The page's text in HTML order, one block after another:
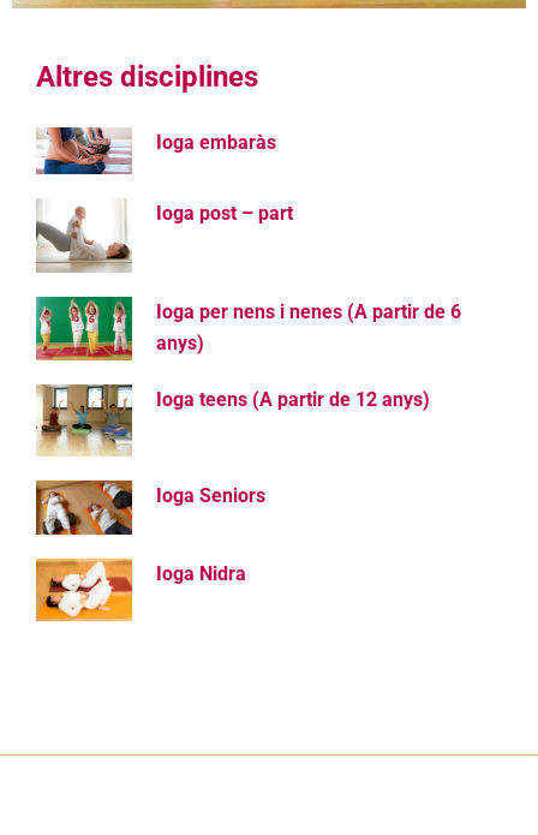
Altres disciplines
Ioga embaràs
Ioga post – part
Ioga per nens i nenes (A partir de 6
anys)
Ioga teens (A partir de 12 anys)
Ioga Seniors
Ioga Nidra